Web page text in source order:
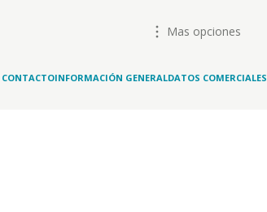
Mas opciones
CONTACTOINFORMACIÓN GENERALDATOS COMERCIALES